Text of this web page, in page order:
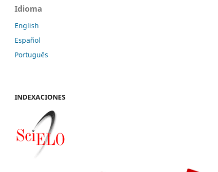
Idioma
English
Español
Português
INDEXACIONES